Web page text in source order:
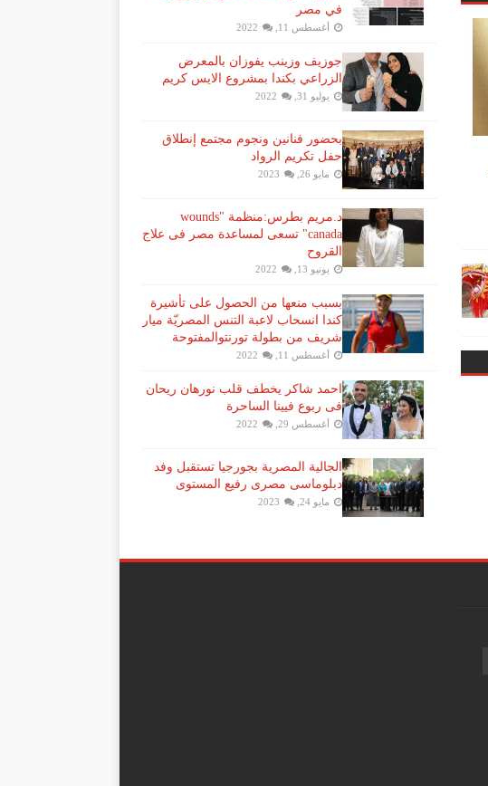
في مصر
أغسطس 11, 2022
جوزيف وزينب يفوزان بالمعرض
الزراعي بكندا بمشروع الايس كريم
يوليو 31, 2022
بحضور فنانين ونجوم مجتمع إنطلاق
حفل تكريم الرواد
مايو 26, 2023
د.مريم بطرس:منظمة "wounds
canada" تسعى لمساعدة مصر فى علاج
القروح
يونيو 13, 2022
بسبب منعها من الحصول على تأشيرة
كندا انسحاب لاعبة ​التنس​ المصريّة ​ميار
شريف​ من بطولة ​تورنتو​المفتوحة
أغسطس 11, 2022
احمد شاكر يخطف قلب نورهان ريحان
فى ربوع فيينا الساحرة
أغسطس 29, 2022
الجالية المصرية بجورجيا تستقبل وفد
دبلوماسى مصرى رفيع المستوى
مايو 24, 2023